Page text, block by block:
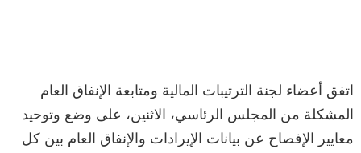
اتفق أعضاء لجنة الترتيبات المالية ومتابعة الإنفاق العام
المشكلة من المجلس الرئاسي، الاثنين، على وضع وتوحيد
معايير الإفصاح عن بيانات الإيرادات والإنفاق العام بين كل